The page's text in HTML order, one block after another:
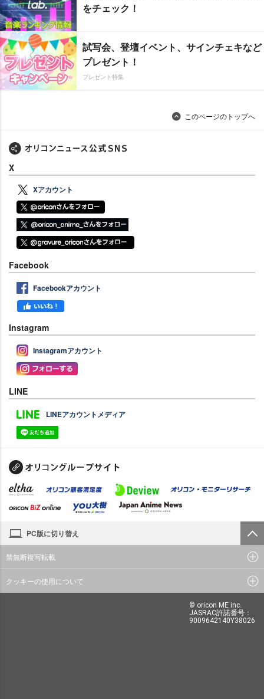
をチェック！
試写会、登壇イベント、サインチェキなど
プレゼント！
プレゼント特集
このページのトップへ
X
Xアカウント
Facebook
Facebookアカウント
Instagram
Instagramアカウント
LINE
LINEアカウントメディア
PC版に切り替え
禁無断複写転載
クッキーの使用について
© oricon ME inc.
JASRAC許諾番号：
9009642140Y38026